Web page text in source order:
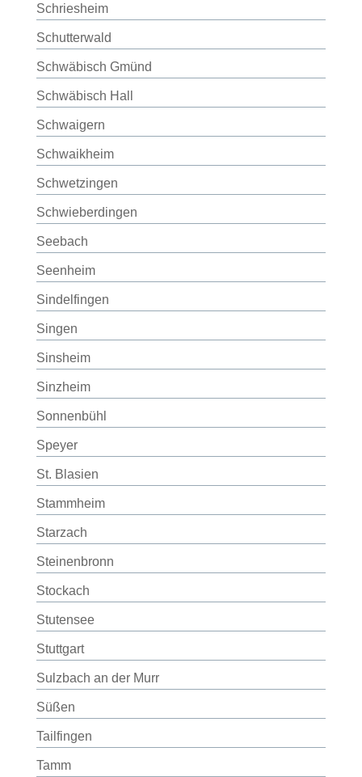
Schriesheim
Schutterwald
Schwäbisch Gmünd
Schwäbisch Hall
Schwaigern
Schwaikheim
Schwetzingen
Schwieberdingen
Seebach
Seenheim
Sindelfingen
Singen
Sinsheim
Sinzheim
Sonnenbühl
Speyer
St. Blasien
Stammheim
Starzach
Steinenbronn
Stockach
Stutensee
Stuttgart
Sulzbach an der Murr
Süßen
Tailfingen
Tamm